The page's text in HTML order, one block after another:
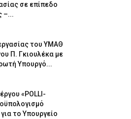
σε επίπεδο
–...
του ΥΜΑΘ
Π. Γκιουλέκα με
Υπουργό...
«POLLI-
το Υπουργείο